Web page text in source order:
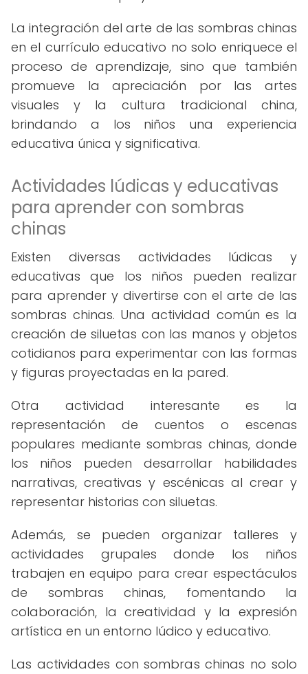
La integración del arte de las sombras chinas
en el currículo educativo no solo enriquece el
proceso de aprendizaje, sino que también
promueve la apreciación por las artes
visuales y la cultura tradicional china,
brindando a los niños una experiencia
educativa única y significativa.
Actividades lúdicas y educativas
para aprender con sombras
chinas
Existen diversas actividades lúdicas y
educativas que los niños pueden realizar
para aprender y divertirse con el arte de las
sombras chinas. Una actividad común es la
creación de siluetas con las manos y objetos
cotidianos para experimentar con las formas
y figuras proyectadas en la pared.
Otra actividad interesante es la
representación de cuentos o escenas
populares mediante sombras chinas, donde
los niños pueden desarrollar habilidades
narrativas, creativas y escénicas al crear y
representar historias con siluetas.
Además, se pueden organizar talleres y
actividades grupales donde los niños
trabajen en equipo para crear espectáculos
de sombras chinas, fomentando la
colaboración, la creatividad y la expresión
artística en un entorno lúdico y educativo.
Las actividades con sombras chinas no solo